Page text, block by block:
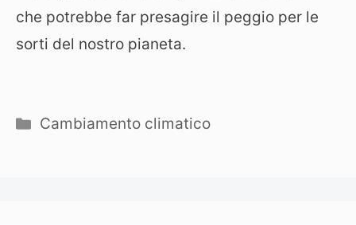
che potrebbe far presagire il peggio per le
sorti del nostro pianeta.
Categorie
Cambiamento climatico